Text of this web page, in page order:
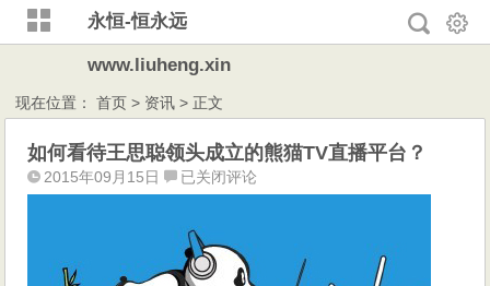
永恒-恒永远
www.liuheng.xin
现在位置：首页 > 资讯 > 正文
如何看待王思聪领头成立的熊猫TV直播平台？
2015年09月15日
如
何
待
王
已关闭评论